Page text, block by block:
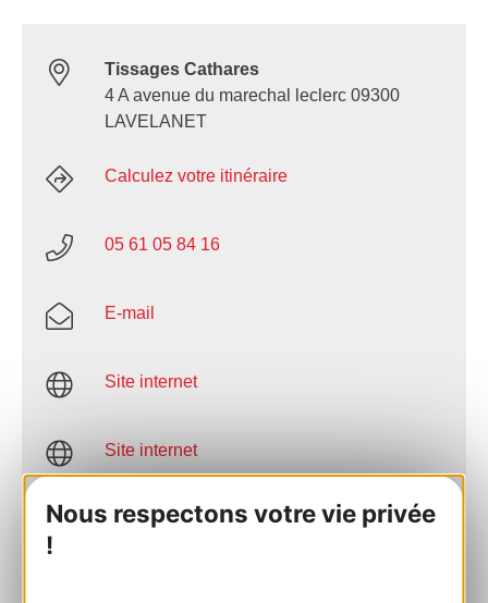
Nous respectons votre vie privée
!
Tissages Cathares
4 A avenue du marechal leclerc 09300
LAVELANET
Calculez votre itinéraire
05 61 05 84 16
E-mail
Site internet
Site internet
AJOUTER
AU CARNET